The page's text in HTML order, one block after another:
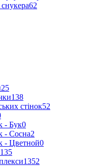
62
25
138
стінок52
- Бук0
- Сосна2
- Цветной0
135
1352